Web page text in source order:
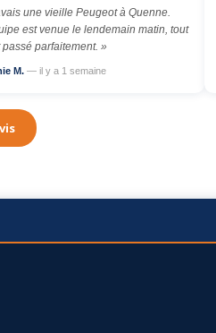
une vieille Peugeot à Quenne.
est venue le lendemain matin, tout
passé parfaitement. »
M. — il y a 1 semaine